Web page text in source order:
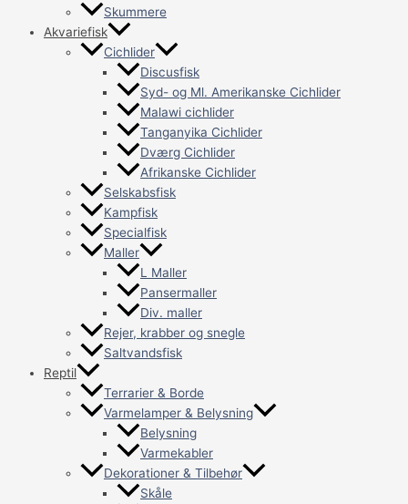
Skummere
Akvariefisk
Cichlider
Discusfisk
Syd- og Ml. Amerikanske Cichlider
Malawi cichlider
Tanganyika Cichlider
Dværg Cichlider
Afrikanske Cichlider
Selskabsfisk
Kampfisk
Specialfisk
Maller
L Maller
Pansermaller
Div. maller
Rejer, krabber og snegle
Saltvandsfisk
Reptil
Terrarier & Borde
Varmelamper & Belysning
Belysning
Varmekabler
Dekorationer & Tilbehør
Skåle